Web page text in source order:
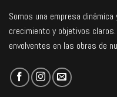
Somos una empresa
crecimiento y objetivos
envolventes en las obras de